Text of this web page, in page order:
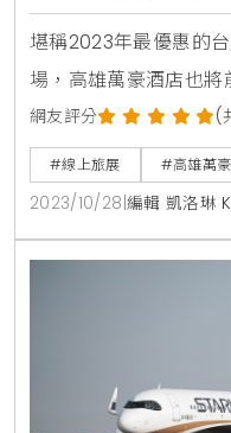
堪稱2023年最優惠的台
場，高雄萬豪酒店也將
客房與餐飲優惠強檔，
內兩間人氣自助餐廳也
星級飯店Buffet美饌。
先於官網開放線上旅
網友評分 (
#線上旅展 #高雄萬
2023/10/28 編輯 凱洛琳